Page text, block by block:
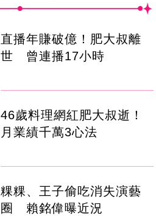
直播年賺破億！肥大叔離
世 曾連播17小時
46歲料理網紅肥大叔逝！
月業績千萬3心法
粿粿、王子偷吃消失演藝
圈 賴銘偉曝近況